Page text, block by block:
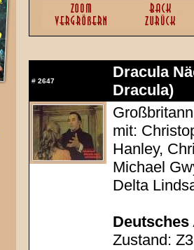
# 2647
Dracula
Dracula)
mit:
Hanley,
Michael
Delta
Deutsches
Zustand: Z3